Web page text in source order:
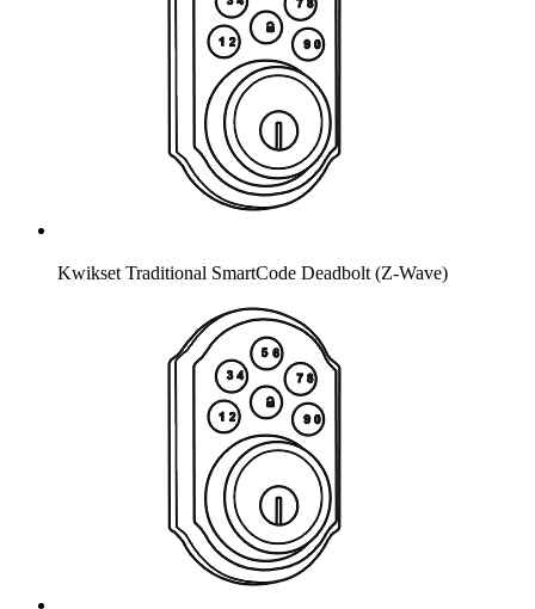
Kwikset Traditional SmartCode Deadbolt (Z-Wave)